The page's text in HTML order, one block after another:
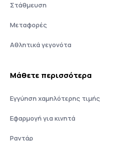
Στάθμευση
Μεταφορές
Αθλητικά γεγονότα
Μάθετε περισσότερα
Εγγύηση χαμηλότερης τιμής
Εφαρμογή για κινητά
Ραντάρ